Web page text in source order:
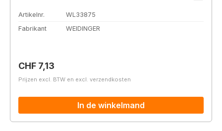
Artikelnr.
WL33875
Fabrikant
WEIDINGER
Normale prijs:
CHF 7,13
Prijzen excl. BTW en excl. verzendkosten
In de winkelmand